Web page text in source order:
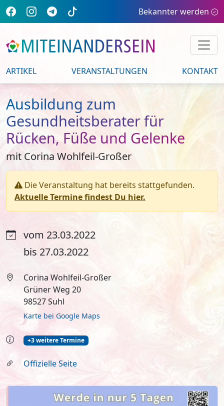
Bekannter werden
ARTIKEL VERANSTALTUNGEN KONTAKT
Ausbildung zum
Gesundheitsberater für
Rücken, Füße und Gelenke
mit Corina Wohlfeil-Großer
Die Veranstaltung hat bereits stattgefunden.
Aktuelle Termine findest Du hier.
vom 23.03.2022
bis 27.03.2022
Corina Wohlfeil-Großer
Grüner Weg 20
98527 Suhl
Karte bei Google Maps
+3 weitere Termine
Offizielle Seite